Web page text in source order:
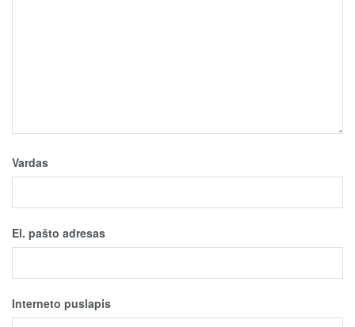
Vardas
El. pašto adresas
Interneto puslapis